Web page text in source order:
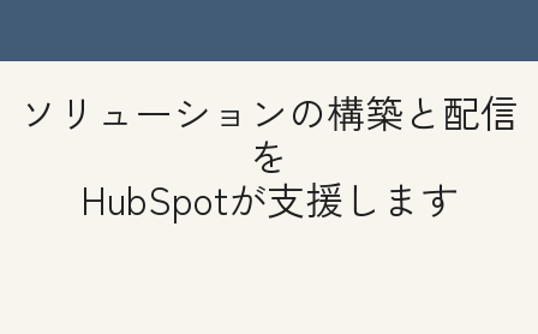
ソリューションの構築と配信
を
HubSpotが支援します